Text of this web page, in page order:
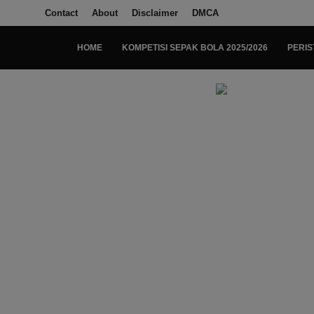
Contact About Disclaimer DMCA
HOME KOMPETISI SEPAK BOLA 2025/2026